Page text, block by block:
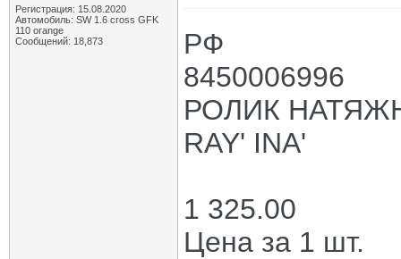
Регистрация: 15.08.2020
Автомобиль: SW 1.6 cross GFK
110 orange
Сообщений: 18,873
РФ
8450006996
РОЛИК
RAY' INA'
1 325.00
Цена за 1 шт.